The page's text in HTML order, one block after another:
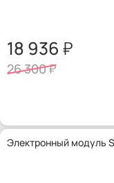
18 936
26 300
Электронный модуль